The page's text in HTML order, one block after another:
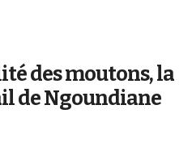
des moutons, la
de Ngoundiane